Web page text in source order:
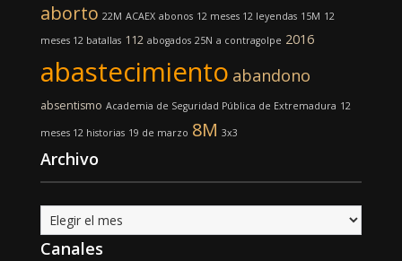
aborto 22M ACAEX abonos 12 meses 12 leyendas 15M 12
meses 12 batallas 112 abogados 25N a contragolpe 2016
abastecimiento abandono
absentismo Academia de Seguridad Pública de Extremadura 12
meses 12 historias 19 de marzo 8M 3x3
Archivo
Archivo
Canales